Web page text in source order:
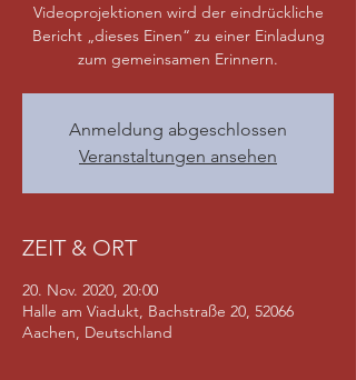
Videoprojektionen wird der eindrückliche
Bericht „dieses Einen“ zu einer Einladung
zum gemeinsamen Erinnern.
Anmeldung abgeschlossen
Veranstaltungen ansehen
ZEIT & ORT
20. Nov. 2020, 20:00
Halle am Viadukt, Bachstraße 20, 52066
Aachen, Deutschland